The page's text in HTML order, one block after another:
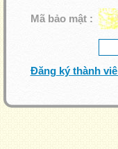
Mã bảo mật :
Đăng ký thành